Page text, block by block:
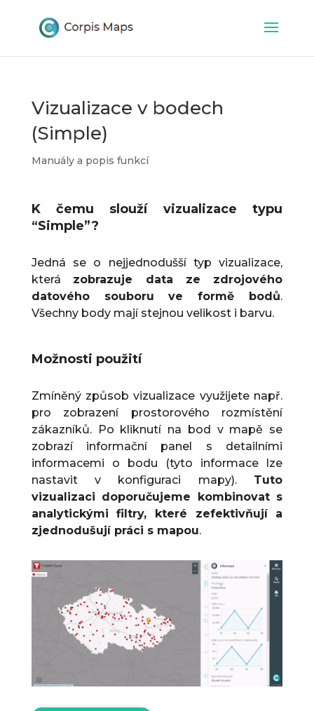
Vizualizace v bodech
(Simple)
Manuály a popis funkcí
K čemu slouží vizualizace typu
“Simple”?
Jedná se o nejjednodušší typ vizualizace,
která zobrazuje data ze zdrojového
datového souboru ve formě bodů.
Všechny body mají stejnou velikost i barvu.
Možnosti použití
Zmíněný způsob vizualizace využijete např.
pro zobrazení prostorového rozmístění
zákazníků. Po kliknutí na bod v mapě se
zobrazí informační panel s detailními
informacemi o bodu (tyto informace lze
nastavit v konfiguraci mapy). Tuto
vizualizaci doporučujeme kombinovat s
analytickými filtry, které zefektivňují a
zjednodušují práci s mapou.